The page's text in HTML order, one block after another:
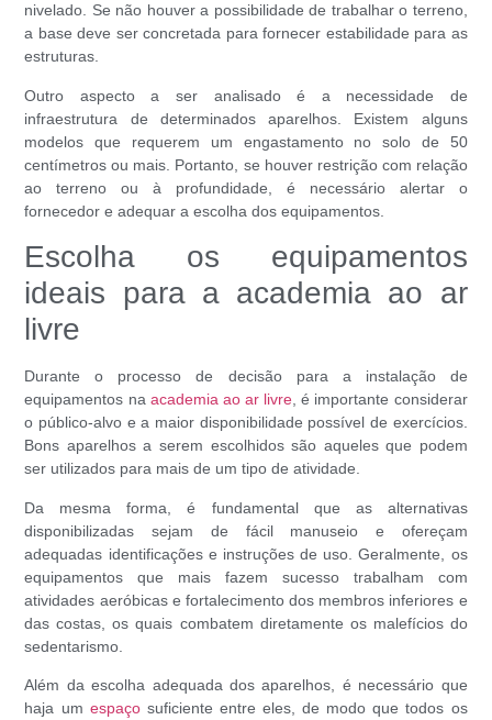
nivelado. Se não houver a possibilidade de trabalhar o terreno,
a base deve ser concretada para fornecer estabilidade para as
estruturas.
Outro aspecto a ser analisado é a necessidade de
infraestrutura de determinados aparelhos. Existem alguns
modelos que requerem um engastamento no solo de 50
centímetros ou mais. Portanto, se houver restrição com relação
ao terreno ou à profundidade, é necessário alertar o
fornecedor e adequar a escolha dos equipamentos.
Escolha os equipamentos
ideais para a academia ao ar
livre
Durante o processo de decisão para a instalação de
equipamentos na academia ao ar livre , é importante considerar
o público-alvo e a maior disponibilidade possível de exercícios.
Bons aparelhos a serem escolhidos são aqueles que podem
ser utilizados para mais de um tipo de atividade.
Da mesma forma, é fundamental que as alternativas
disponibilizadas sejam de fácil manuseio e ofereçam
adequadas identificações e instruções de uso. Geralmente, os
equipamentos que mais fazem sucesso trabalham com
atividades aeróbicas e fortalecimento dos membros inferiores e
das costas, os quais combatem diretamente os malefícios do
sedentarismo.
Além da escolha adequada dos aparelhos, é necessário que
haja um espaçosuficiente entre eles, de modo que todos os